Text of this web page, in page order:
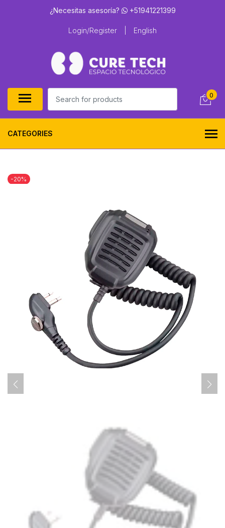
¿Necesitas asesoría? +51941221399
Login/Register English
0
CATEGORIES
-20%